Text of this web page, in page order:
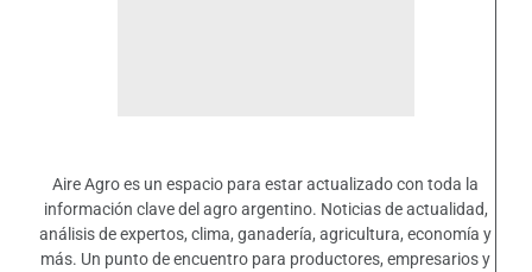
Aire Agro es un espacio para estar actualizado con toda la
información clave del agro argentino. Noticias de actualidad,
análisis de expertos, clima, ganadería, agricultura, economía y
más. Un punto de encuentro para productores, empresarios y